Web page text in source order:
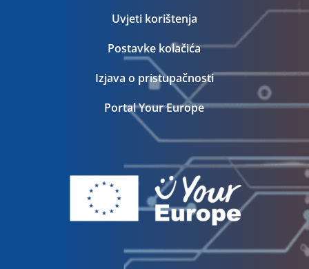
Uvjeti korištenja
Postavke kolačića
Izjava o pristupačnosti
Portal Your Europe